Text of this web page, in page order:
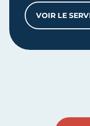
VOIR LE